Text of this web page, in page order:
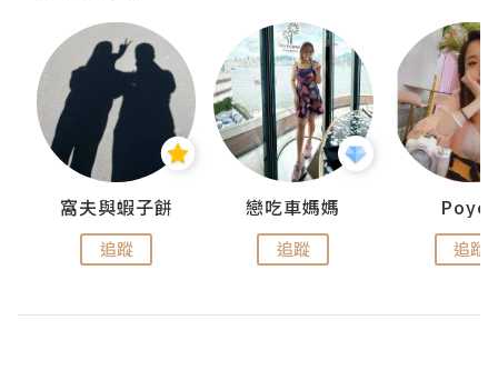
窩夫與蝦子餅
追蹤
戀吃車媽媽
追蹤 追蹤